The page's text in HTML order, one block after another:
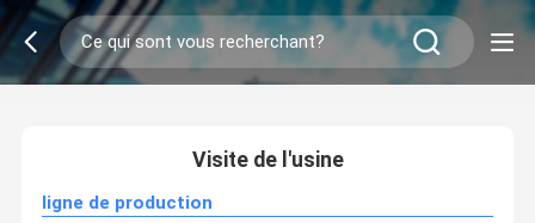
2/0
Visite de l'usine
ligne de production